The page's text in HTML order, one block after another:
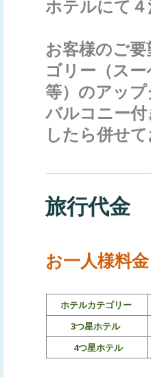
ホテルにて４
お客様のご
ゴリー（ス
等）のアッ
バルコニー
したら併せ
旅行代金
お一人様料
ホテルカテゴリー
3つ星ホテル
4つ星ホテル